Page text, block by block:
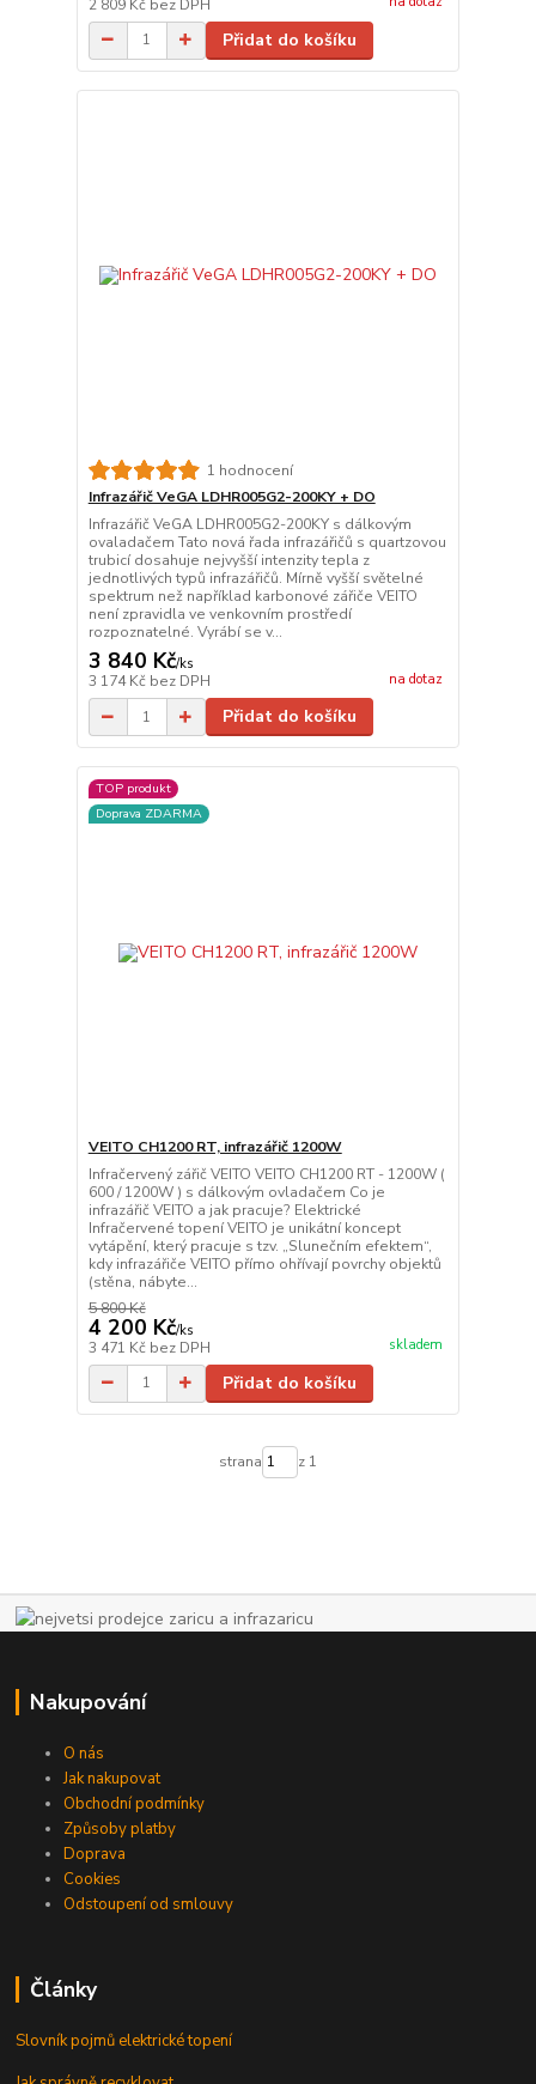
2 809 Kč bez DPH
Přidat do košíku
1 hodnocení
Infrazářič VeGA LDHR005G2-200KY + DO
Infrazářič VeGA LDHR005G2-200KY s dálkovým
ovaladačem Tato nová řada infrazářičů s quartzovou
trubicí dosahuje nejvyšší intenzity tepla z
jednotlivých typů infrazářičů. Mírně vyšší světelné
spektrum než například karbonové zářiče VEITO
není zpravidla ve venkovním prostředí
rozpoznatelné. Vyrábí se v...
3 840 Kč/ks
3 174 Kč bez DPH na dotaz
Přidat do košíku
TOP produkt
Doprava ZDARMA
VEITO CH1200 RT, infrazářič 1200W
Infračervený zářič VEITO VEITO CH1200 RT - 1200W (
600 / 1200W ) s dálkovým ovladačem Co je
infrazářič VEITO a jak pracuje? Elektrické
Infračervené topení VEITO je unikátní koncept
vytápění, který pracuje s tzv. „Slunečním efektem“,
kdy infrazářiče VEITO přímo ohřívají povrchy objektů
(stěna, nábyte...
5 800 Kč
4 200 Kč/ks
3 471 Kč bez DPH skladem
Přidat do košíku
strana z 1
Nakupování
O nás
Jak nakupovat
Obchodní podmínky
Způsoby platby
Doprava
Cookies
Odstoupení od smlouvy
Články
Slovník pojmů elektrické topení